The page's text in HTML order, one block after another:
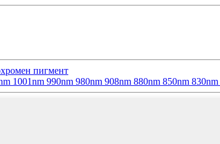
пигмент
1001nm 990nm 980nm 908nm 880nm 850nm